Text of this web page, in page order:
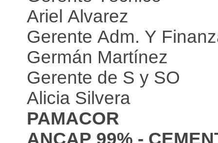
Ariel Alvarez
Gerente Adm. Y
Germán Martínez
Gerente de S y SO
Alicia Silvera
PAMACOR
ANCAP 99% -